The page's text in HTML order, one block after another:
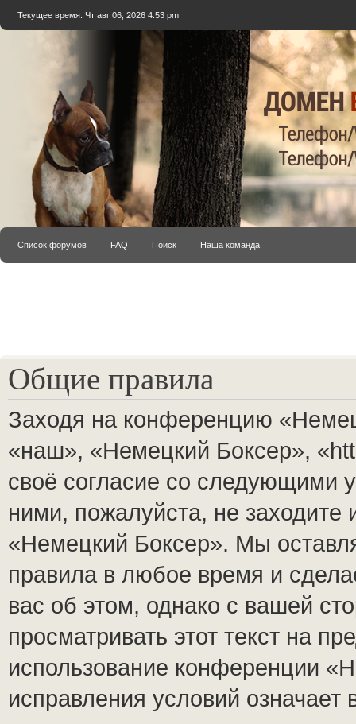
Текущее время: Чт авг 06, 2026 4:53 pm
Список форумов FAQ Поиск Наша команда
Общие правила
Заходя на конференцию
«наш», «Немецкий Боксер»,
своё согласие со следующими
ними, пожалуйста, не
«Немецкий Боксер». Мы
правила в любое время и
вас об этом, однако с вашей
просматривать этот текст на
использование конференции
исправления условий